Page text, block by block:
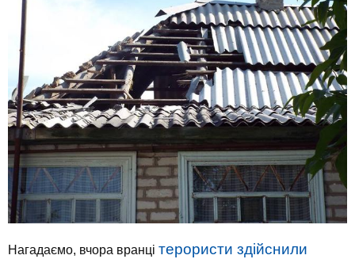
Нагадаємо, вчора вранці терористи здійснили